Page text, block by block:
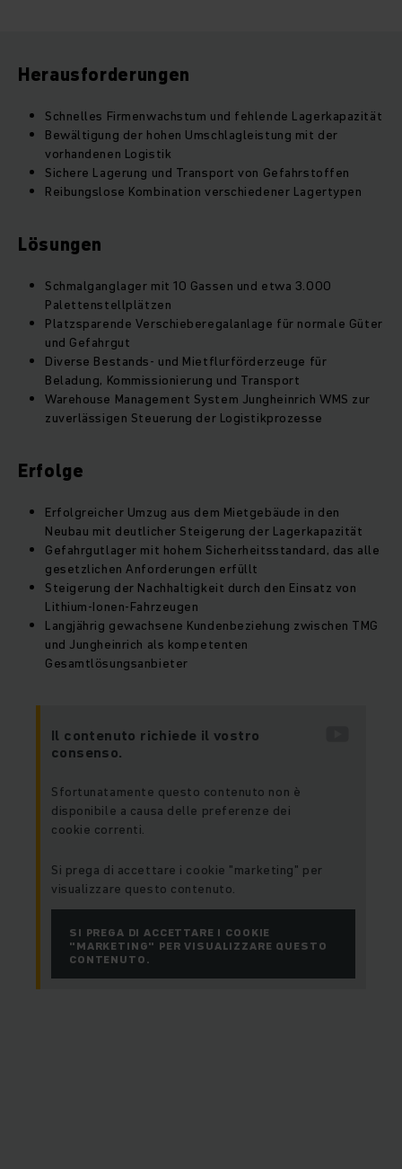
Herausforderungen
Schnelles Firmenwachstum und fehlende Lagerkapazität
Bewältigung der hohen Umschlagleistung mit der
vorhandenen Logistik
Sichere Lagerung und Transport von Gefahrstoffen
Reibungslose Kombination verschiedener Lagertypen
Lösungen
Schmalganglager mit 10 Gassen und etwa 3.000
Palettenstellplätzen
Platzsparende Verschieberegalanlage für normale Güter
und Gefahrgut
Diverse Bestands- und Mietflurförderzeuge für
Beladung, Kommissionierung und Transport
Warehouse Management System Jungheinrich WMS zur
zuverlässigen Steuerung der Logistikprozesse
Erfolge
Erfolgreicher Umzug aus dem Mietgebäude in den
Neubau mit deutlicher Steigerung der Lagerkapazität
Gefahrgutlager mit hohem Sicherheitsstandard, das alle
gesetzlichen Anforderungen erfüllt
Steigerung der Nachhaltigkeit durch den Einsatz von
Lithium-Ionen-Fahrzeugen
Langjährig gewachsene Kundenbeziehung zwischen TMG
und Jungheinrich als kompetenten
Gesamtlösungsanbieter
Il contenuto richiede il vostro
consenso.
Sfortunatamente questo contenuto non è
disponibile a causa delle preferenze dei
cookie correnti.
Si prega di accettare i cookie "marketing" per
visualizzare questo contenuto.
SI PREGA DI ACCETTARE I COOKIE
"MARKETING" PER VISUALIZZARE QUESTO
CONTENUTO.